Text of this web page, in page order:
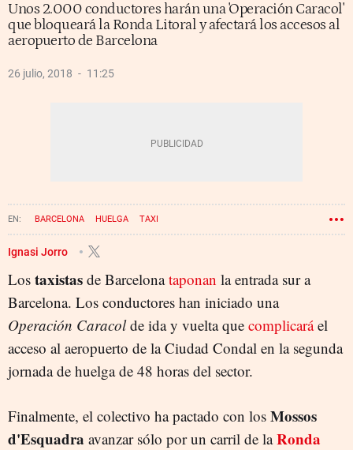
Unos 2.000 conductores harán una 'Operación Caracol'
que bloqueará la Ronda Litoral y afectará los accesos al
aeropuerto de Barcelona
26 julio, 2018 11:25
BARCELONA HUELGA TAXI
Ignasi Jorro
Los taxistas de Barcelonataponan la entrada sur a
Barcelona. Los conductores han iniciado una
Operación Caracol de ida y vuelta que complicaráel
acceso al aeropuerto de la Ciudad Condal en la segunda
jornada de huelga de 48 horas del sector.
Finalmente, el colectivo ha pactado con los Mossos
d'Esquadra avanzar sólo por un carril de laRonda